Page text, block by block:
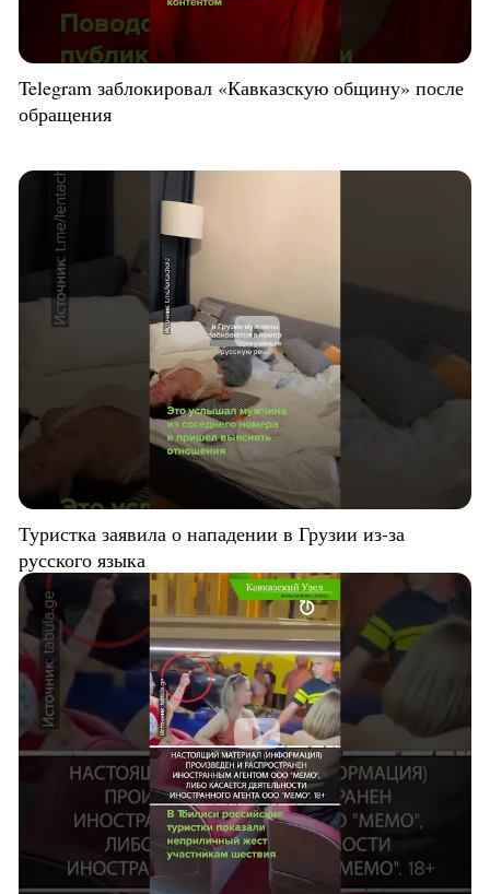
Telegram заблокировал «Кавказскую общину» после
обращения
Туристка заявила о нападении в Грузии из-за
русского языка